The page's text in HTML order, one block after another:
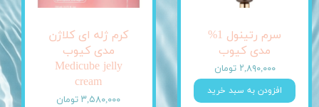
سرم رتینول 1%
مدی کیوب
۲,۸۹۰,۰۰۰ تومان
افزودن به سبد خرید
کرم ژله ای کلاژن
مدی کیوب
Medicube jelly
cream
۳,۵۸۰,۰۰۰ تومان